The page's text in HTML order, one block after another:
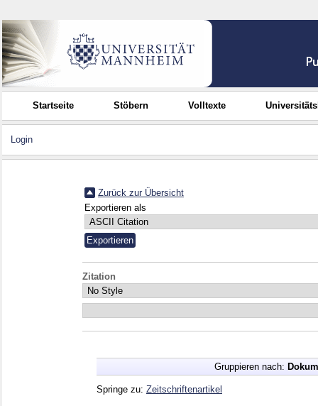
Startseite Stöbern Volltexte
Login
Zurück zur Übersicht
Exportieren als
Zitation
Gruppieren nach:
Springe zu: Zeitschriftenartikel